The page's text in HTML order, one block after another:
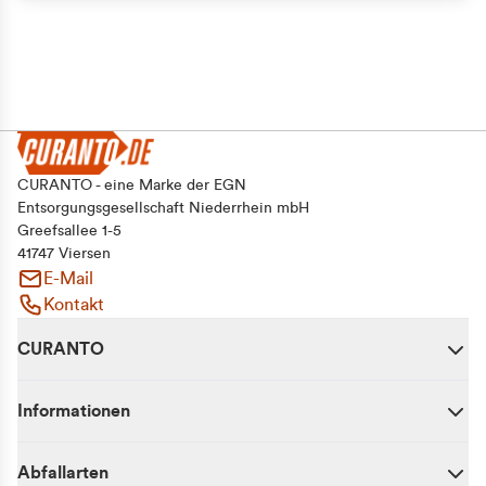
CURANTO - eine Marke der EGN
Entsorgungsgesellschaft Niederrhein mbH
Greefsallee 1-5
41747 Viersen
E-Mail
Kontakt
CURANTO
Informationen
Abfallarten